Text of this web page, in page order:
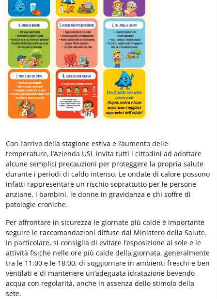
Con l’arrivo della stagione estiva e l’aumento delle
temperature, l’Azienda USL invita tutti i cittadini ad adottare
alcune semplici precauzioni per proteggere la propria salute
durante i periodi di caldo intenso. Le ondate di calore possono
infatti rappresentare un rischio soprattutto per le persone
anziane, i bambini, le donne in gravidanza e chi soffre di
patologie croniche.
Per affrontare in sicurezza le giornate più calde è importante
seguire le raccomandazioni diffuse dal Ministero della Salute.
In particolare, si consiglia di evitare l’esposizione al sole e le
attività fisiche nelle ore più calde della giornata, generalmente
tra le 11:00 e le 18:00, di soggiornare in ambienti freschi e ben
ventilati e di mantenere un’adeguata idratazione bevendo
acqua con regolarità, anche in assenza dello stimolo della
sete.